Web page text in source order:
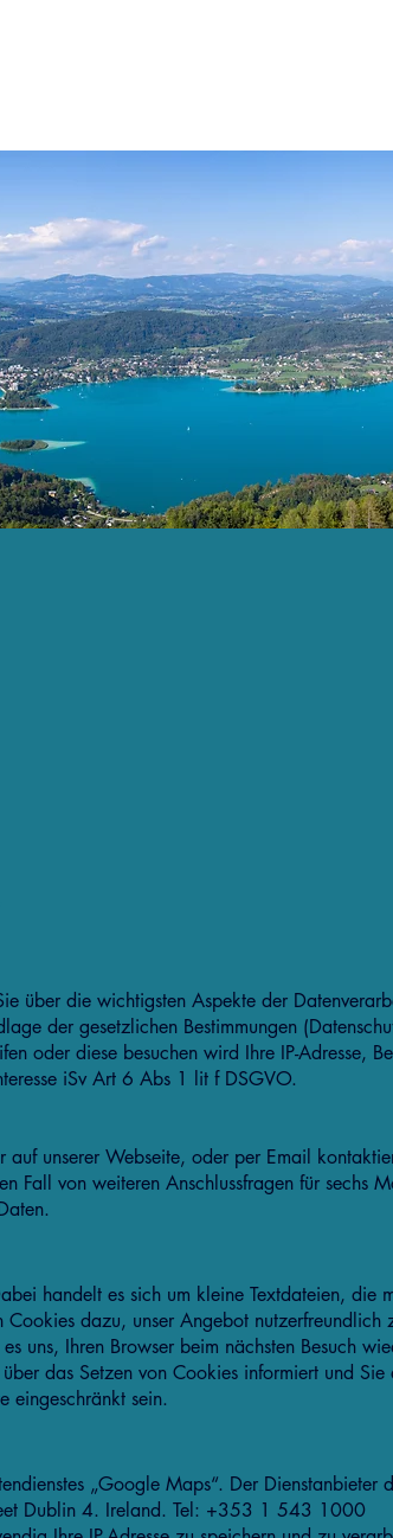
über die wichtigsten Aspekte der
der gesetzlichen Bestimmungen
oder diese besuchen wird Ihre IP-Adresse,
iSv Art 6 Abs 1 lit f DSGVO.
unserer Webseite, oder per Email
Fall von weiteren Anschlussfragen für sechs
handelt es sich um kleine Textdateien, die
dazu, unser Angebot
uns, Ihren Browser beim nächsten Besuch
das Setzen von Cookies informiert und
eingeschränkt sein.
„Google Maps“. Der Dienstanbieter
Dublin 4. Ireland. Tel: +353 1 543 1000